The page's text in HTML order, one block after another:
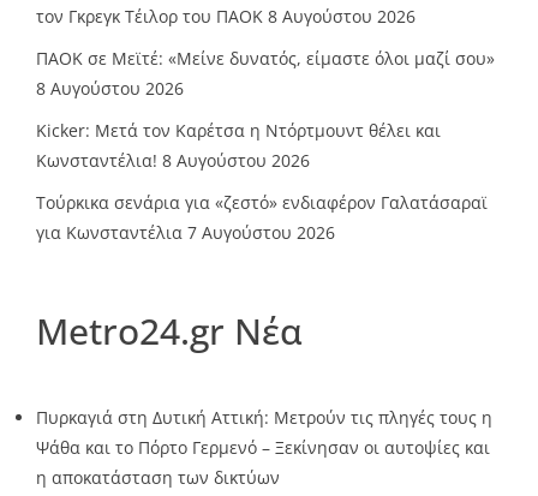
τον Γκρεγκ Τέιλορ του ΠΑΟΚ 8 Αυγούστου 2026
ΠΑΟΚ σε Μεϊτέ: «Μείνε δυνατός, είμαστε όλοι μαζί σου»
8 Αυγούστου 2026
Kicker: Μετά τον Καρέτσα η Ντόρτμουντ θέλει και
Κωνσταντέλια! 8 Αυγούστου 2026
Τούρκικα σενάρια για «ζεστό» ενδιαφέρον Γαλατάσαραϊ
για Κωνσταντέλια 7 Αυγούστου 2026
Metro24.gr Νέα
Πυρκαγιά στη Δυτική Αττική: Μετρούν τις πληγές τους η
Ψάθα και το Πόρτο Γερμενό – Ξεκίνησαν οι αυτοψίες και
η αποκατάσταση των δικτύων